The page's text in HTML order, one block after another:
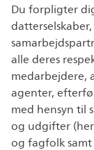
Du forpligter
alle deres
medarbejdere,
agenter,
med hensyn til
og udgifter
og fagfolk